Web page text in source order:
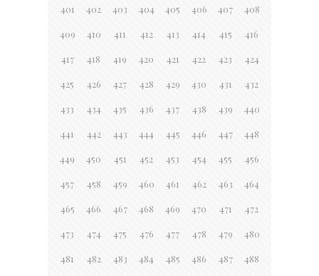
401 402 403 404 405 406 407 408
409 410 411 412 413 414 415 416
417 418 419 420 421 422 423 424
425 426 427 428 429 430 431 432
433 434 435 436 437 438 439 440
441 442 443 444 445 446 447 448
449 450 451 452 453 454 455 456
457 458 459 460 461 462 463 464
465 466 467 468 469 470 471 472
473 474 475 476 477 478 479 480
481 482 483 484 485 486 487 488